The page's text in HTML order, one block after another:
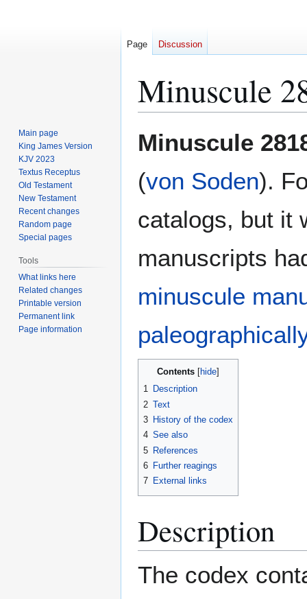
Minuscule
toto
Minuscule
(von Soden).
catalogs, but it
manuscripts
minuscule
Contents
1 Description
2 Text
3 History of the codex
4 See also
5 References
6 Further reagings
7 External links
Description
The codex
Page Discussion
Main page
King James Version
KJV 2023
Textus Receptus
Old Testament
New Testament
Recent changes
Random page
Special pages
Tools
What links here
Related changes
Printable version
Permanent link
Page information